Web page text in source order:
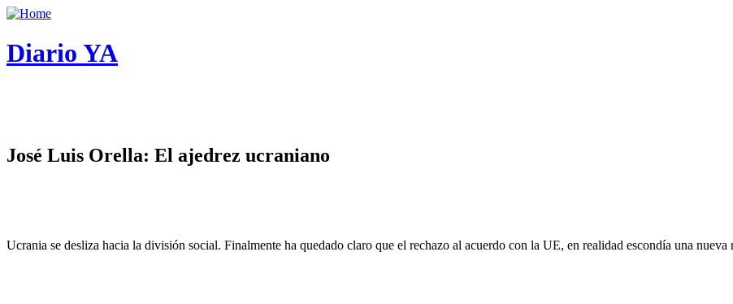
Diario YA
José Luis Orella: El ajedrez ucraniano
Ucrania se desliza hacia la división social. Finalmente ha quedado claro que el rechazo al acuerdo con la UE, en realidad escondía una nueva